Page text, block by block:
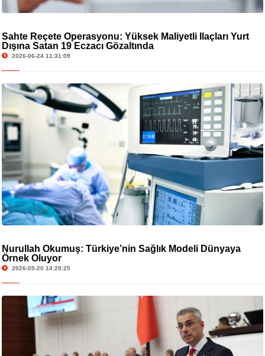
Sahte Reçete Operasyonu: Yüksek Maliyetli İlaçları Yurt
Dışına Satan 19 Eczacı Gözaltında
2026-06-24 11:31:09
Nurullah Okumuş: Türkiye’nin Sağlık Modeli Dünyaya
Örnek Oluyor
2026-05-20 14:29:25